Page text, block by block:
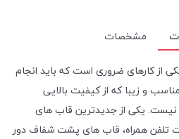
مشخصات
از کارهای ضروری است که باید انجام
و زیبا که از کیفیت بالایی
نیست. یکی از جدیدترین قاب های
تلفن همراه، قاب های پشت شفاف دور